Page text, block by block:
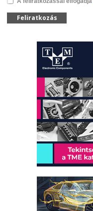
Feliratkozás